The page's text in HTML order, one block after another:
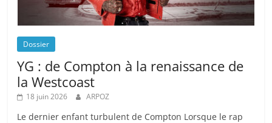
Dossier
YG : de Compton à la renaissance de
la Westcoast
18 juin 2026 ARPOZ
Le dernier enfant turbulent de Compton Lorsque le rap